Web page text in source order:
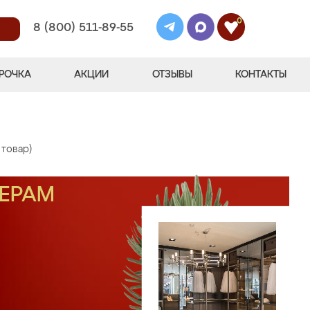
8 (800) 511-89-55
0
АКЦИИ ОТЗЫВЫ КОНТАКТЫ